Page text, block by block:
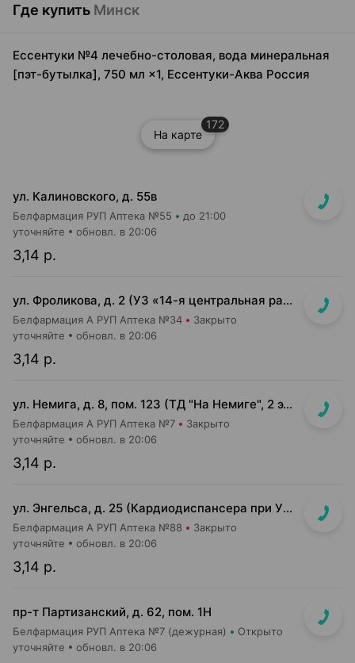
Где купить Минск
Ессентуки №4 лечебно-столовая, вода минеральная
[пэт-бутылка], 750 мл ×1, Ессентуки-Аква Россия
На карте
172
ул. Калиновского, д. 55в
Белфармация РУП Аптека №55 до 21:00
3,14 р.
уточняйте обновл. в 20:06
ул. Фроликова, д. 2 (УЗ «14-я центральная районная п-ка», 3 этаж)
Белфармация А РУП Аптека №34 Закрыто
3,14 р.
уточняйте обновл. в 20:06
ул. Немига, д. 8, пом. 123 (ТД "На Немиге", 2 этаж)
Белфармация А РУП Аптека №7 Закрыто
3,14 р.
уточняйте обновл. в 20:06
ул. Энгельса, д. 25 (Кардиодиспансера при УЗ «2-я ГКБ», 2-й этаж)
Белфармация А РУП Аптека №88 Закрыто
3,14 р.
уточняйте обновл. в 20:06
пр-т Партизанский, д. 62, пом. 1Н
Белфармация РУП Аптека №7 (дежурная) Открыто
уточняйте обновл. в 20:06